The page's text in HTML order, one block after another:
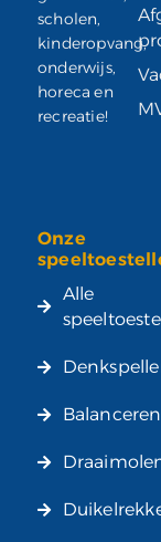
scholen,
kinderopvang,
onderwijs,
horeca en
recreatie!
Onze
Alle
Balanceren